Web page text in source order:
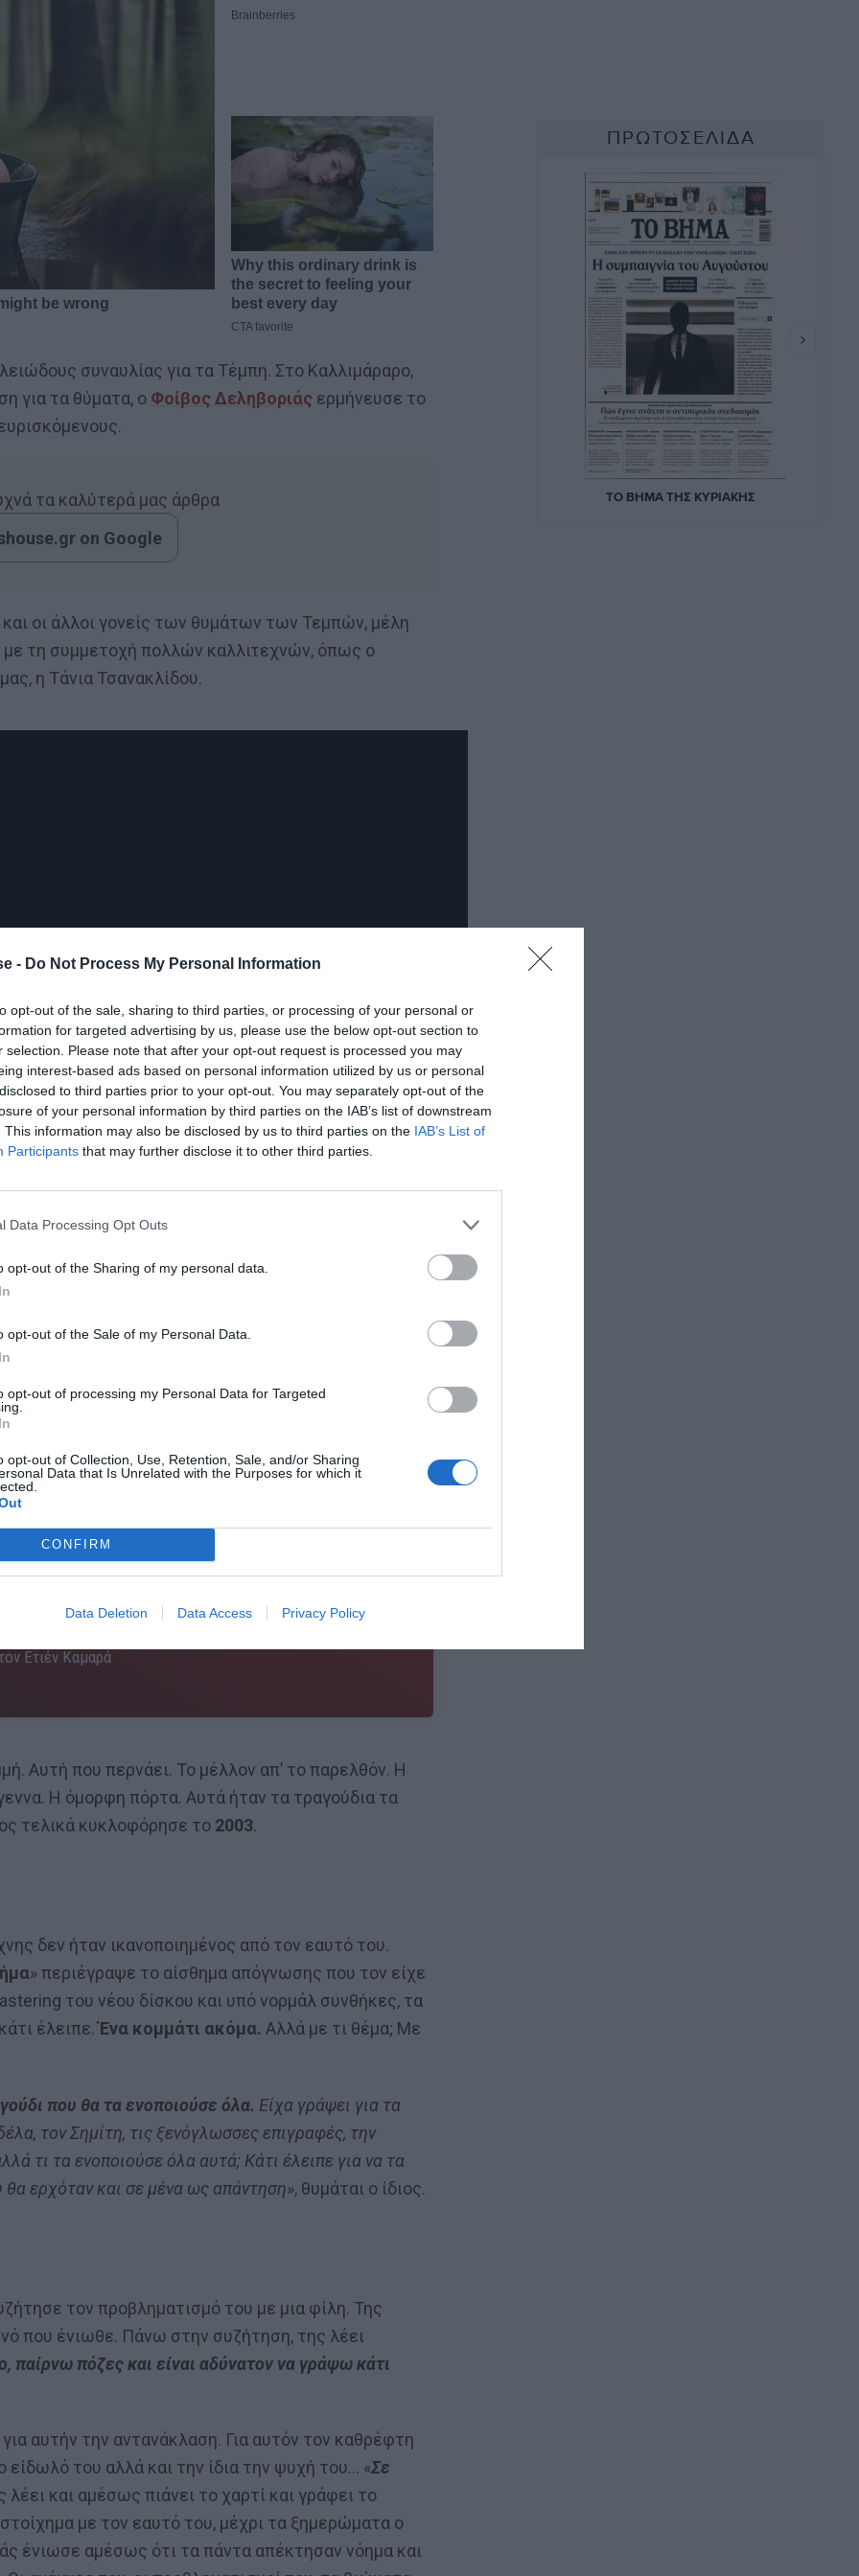
- Do Not Process My Personal Information
opt-out of the sale, sharing to third parties, or processing of your personal or
for targeted advertising by us, please use the below opt-out section to
selection. Please note that after your opt-out request is processed you may
interest-based ads based on personal information utilized by us or personal
to third parties prior to your opt-out. You may separately opt-out of the
of your personal information by third parties on the IAB’s list of downstream
This information may also be disclosed by us to third parties on the IAB’s List of
Participants that may further disclose it to other third parties.
Data Processing Opt Outs
opt-out of the Sharing of my personal data.
opt-out of the Sale of my Personal Data.
opt-out of processing my Personal Data for Targeted
opt-out of Collection, Use, Retention, Sale, and/or Sharing
Data that Is Unrelated with the Purposes for which it
CONFIRM
Data Deletion Data Access Privacy Policy
συναυλίας για τα Τέμπη. Στο Καλλιμάραρο,
για τα θύματα, ο Φοίβος Δεληβοριάς ερμήνευσε το
τα καλύτερά μας άρθρα
on Google
οι άλλοι γονείς των θυμάτων των Τεμπών, μέλη
τη συμμετοχή πολλών καλλιτεχνών, όπως ο
η Τάνια Τσανακλίδου.
ειδικά για την περίσταση, η αλήθεια είναι
Έλληνα καλλιτέχνη που εμπνέεται συχνά από τα
και σκαρώνει τραγουδάρες…
τον πρώτο του δίσκο της νέας χιλιετίας. Είχαν
παρέλαση», «Η ζωή μόνο έτσι είναι ωραία» και τα
ένα κομμάτι που θα ένωνε και θα έδενε τα πάντα.
του, έχοντας στο μυαλό του ότι ιδανικά θα το
Ετιέν Καμαρά
Αυτή που περνάει. Το μέλλον απ’ το παρελθόν. Η
Η όμορφη πόρτα. Αυτά ήταν τα τραγούδια τα
τελικά κυκλοφόρησε το 2003.
δεν ήταν ικανοποιημένος από τον εαυτό του.
» περιέγραψε το αίσθημα απόγνωσης που τον είχε
του νέου δίσκου και υπό νορμάλ συνθήκες, τα
έλειπε.Ένα κομμάτι ακόμα. Αλλά με τι θέμα; Με
που θα τα ενοποιούσε όλα. Είχα γράψει για τα
τον Σημίτη, τις ξενόγλωσσες επιγραφές, την
τι τα ενοποιούσε όλα αυτά; Κάτι έλειπε για να τα
θα ερχόταν και σε μένα ως απάντηση», θυμάται ο ίδιος.
τον προβληματισμό του με μια φίλη. Της
που ένιωθε. Πάνω στην συζήτηση, της λέει
πόζες και είναι αδύνατον να γράψω κάτι
αυτήν την αντανάκλαση. Για αυτόν τον καθρέφτη
είδωλό του αλλά και την ίδια την ψυχή του… «Σε
λέει και αμέσως πιάνει το χαρτί και γράφει το
με τον εαυτό του, μέχρι τα ξημερώματα ο
ένιωσε αμέσως ότι τα πάντα απέκτησαν νόημα και